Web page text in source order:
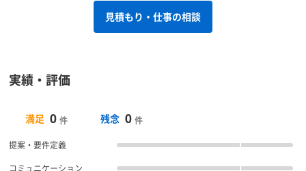
見積もり・仕事の相談
実績・評価
満足 0 件 残念 0 件
提案・要件定義
コミュニケーション